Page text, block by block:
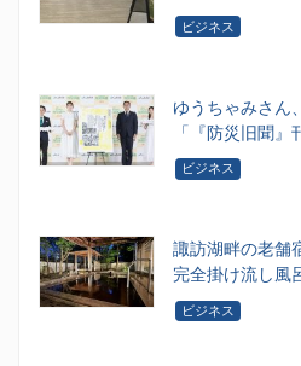
ビジネス
ゆうちゃみさん
「『防災旧聞
ビジネス
諏訪湖畔の老舗
完全掛け流し風
ビジネス